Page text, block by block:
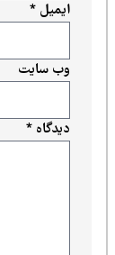
دیدگاه*
ایمیل*
وب‌ سایت